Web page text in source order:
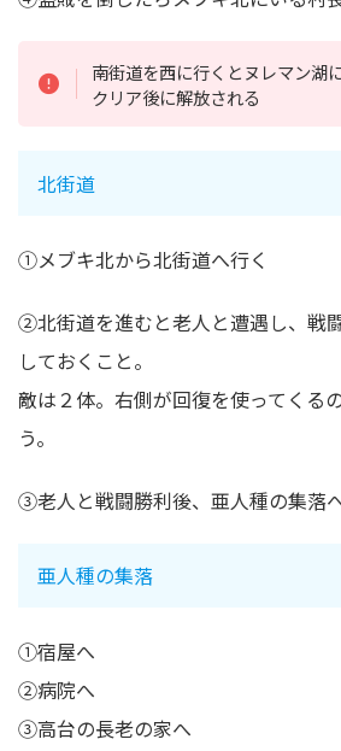
南街道を西に行くとヌレマン湖
クリア後に解放される
北街道
①メブキ北から北街道へ行く
②北街道を進むと老人と遭遇し、戦
しておくこと。
敵は２体。右側が回復を使ってくる
う。
③老人と戦闘勝利後、亜人種の集落
亜人種の集落
①宿屋へ
②病院へ
③高台の長老の家へ